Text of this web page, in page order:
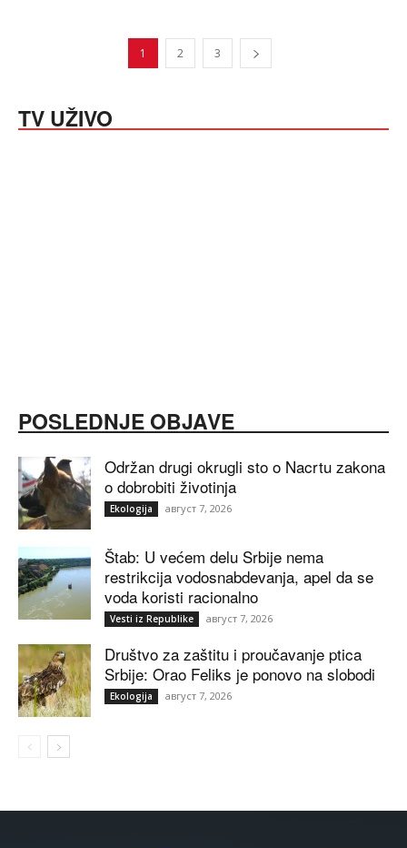
1 2 3
TV UŽIVO
POSLEDNJE OBJAVE
Održan drugi okrugli sto o Nacrtu zakona
o dobrobiti životinja
Ekologija август 7, 2026
Štab: U većem delu Srbije nema
restrikcija vodosnabdevanja, apel da se
voda koristi racionalno
Vesti iz Republike август 7, 2026
Društvo za zaštitu i proučavanje ptica
Srbije: Orao Feliks je ponovo na slobodi
Ekologija август 7, 2026